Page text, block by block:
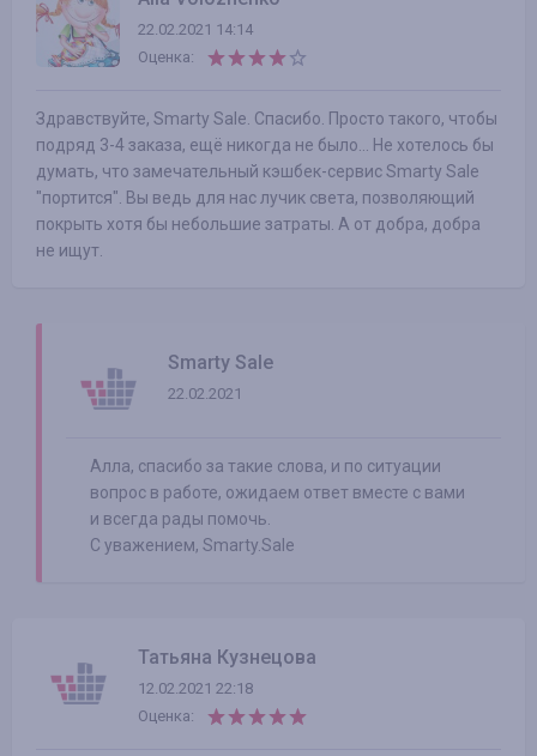
22.02.2021 14:14
Оценка:
Здравствуйте, Smarty Sale. Спасибо. Просто такого, чтобы
подряд 3-4 заказа, ещё никогда не было... Не хотелось бы
думать, что замечательный кэшбек-сервис Smarty Sale
"портится". Вы ведь для нас лучик света, позволяющий
покрыть хотя бы небольшие затраты. А от добра, добра
не ищут.
Smarty Sale
22.02.2021
Алла, спасибо за такие слова, и по ситуации
вопрос в работе, ожидаем ответ вместе с вами
и всегда рады помочь.
С уважением, Smarty.Sale
Татьяна Кузнецова
12.02.2021 22:18
Оценка: